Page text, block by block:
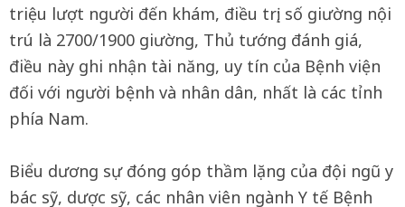
triệu lượt người đến khám, điều trị; số giường nội
trú là 2700/1900 giường, Thủ tướng đánh giá,
điều này ghi nhận tài năng, uy tín của Bệnh viện
đối với người bệnh và nhân dân, nhất là các tỉnh
phía Nam.
Biểu dương sự đóng góp thầm lặng của đội ngũ y
bác sỹ, dược sỹ, các nhân viên ngành Y tế Bệnh